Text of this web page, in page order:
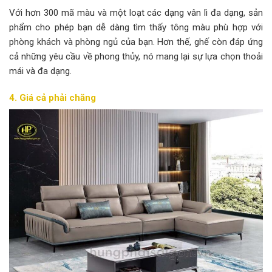
Với hơn 300 mã màu và một loạt các dạng vân lì đa dạng, sản
phẩm cho phép bạn dễ dàng tìm thấy tông màu phù hợp với
phòng khách và phòng ngủ của bạn. Hơn thế, ghế còn đáp ứng
cả những yêu cầu về phong thủy, nó mang lại sự lựa chọn thoải
mái và đa dạng.
4. Giá cả phải chăng